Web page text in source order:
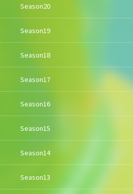
Season20
Season19
Season18
Season17
Season16
Season15
Season14
Season13